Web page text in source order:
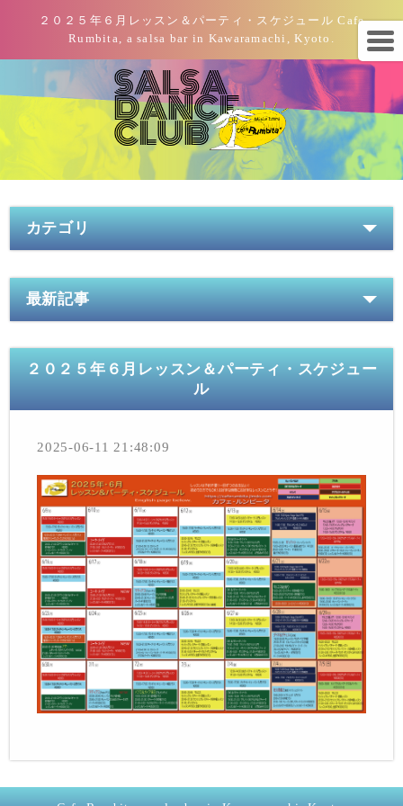
２０２５年６月レッスン＆パーティ・スケジュール Cafe
Rumbita, a salsa bar in Kawaramachi, Kyoto.
カテゴリ
最新記事
２０２５年６月レッスン＆パーティ・スケジュー
ル
2025-06-11 21:48:09